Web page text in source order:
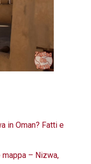
in Oman? Fatti e
– Nizwa,